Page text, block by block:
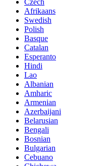
Afrikaans
Swedish
Polish
Basque
Catalan
Esperanto
Hindi
Lao
Albanian
Amharic
Armenian
Azerbaijani
Belarusian
Bengali
Bosnian
Bulgarian
Cebuano